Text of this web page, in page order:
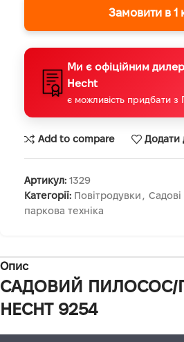
Замовити в 1
Ми є офіційним
Hecht
є можливість придбати з
Add to compare Додати
Артикул: 1329
Категорії: Повітродувки ,
паркова техніка
Опис
САДОВИЙ ПИЛОСОС/
HECHT 9254